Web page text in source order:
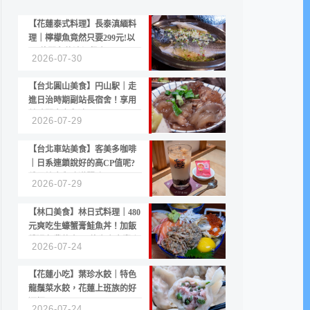
【花蓮泰式料理】長泰滇緬料
理｜檸檬魚竟然只要299元!以
2026-07-30
【台北圓山美食】円山駅｜走
進日治時期副站長宿舍！享用
2026-07-29
【台北車站美食】客美多咖啡
｜日系連鎖說好的高CP值呢?
2026-07-29
【林口美食】林日式料理｜480
元爽吃生蠔蟹膏鮭魚丼！加飯
2026-07-24
【花蓮小吃】葉珍水餃｜特色
龍鬚菜水餃，花蓮上班族的好